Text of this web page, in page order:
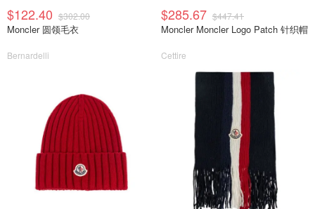
$122.40 $302.00
Moncler 圆领毛衣
Bernardelli
$285.67 $447.41
Moncler Moncler Logo Patch 针织帽
Cettire